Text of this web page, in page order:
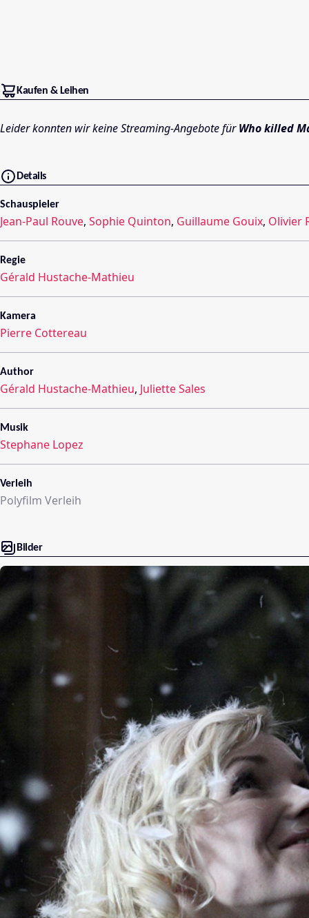
Kaufen & Leihen
Leider konnten wir keine Streaming-Angebote fürWho killed
Details
Schauspieler
Jean-Paul Rouve, Sophie Quinton, Guillaume Gouix, Olivier
Regie
Gérald Hustache-Mathieu
Kamera
Pierre Cottereau
Author
Gérald Hustache-Mathieu, Juliette Sales
Musik
Stephane Lopez
Verleih
Polyfilm Verleih
Bilder